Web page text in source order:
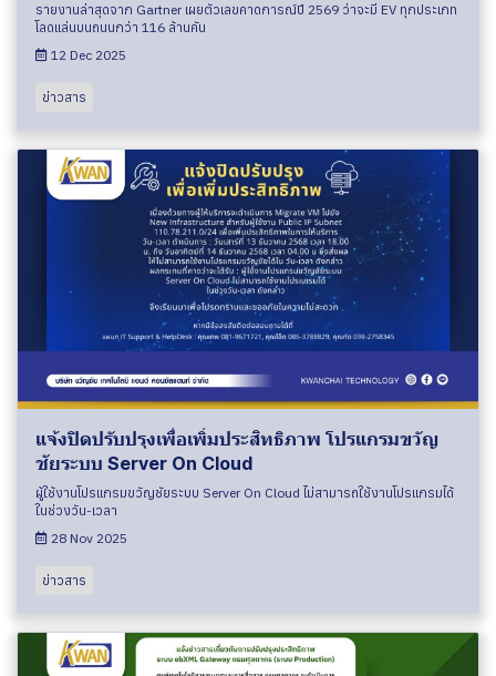
รายงานล่าสุดจาก Gartner เผยตัวเลขคาดการณ์ปี 2569 ว่าจะมี EV ทุกประเภท
โลดแล่นบนถนนกว่า 116 ล้านคัน
12 Dec 2025
ข่าวสาร
แจ้งปิดปรับปรุงเพื่อเพิ่มประสิทธิภาพ โปรแกรมขวัญ
ชัยระบบ Server On Cloud
ผู้ใช้งานโปรแกรมขวัญชัยระบบ Server On Cloud ไม่สามารถใช้งานโปรแกรมได้
ในช่วงวัน-เวลา
28 Nov 2025
ข่าวสาร